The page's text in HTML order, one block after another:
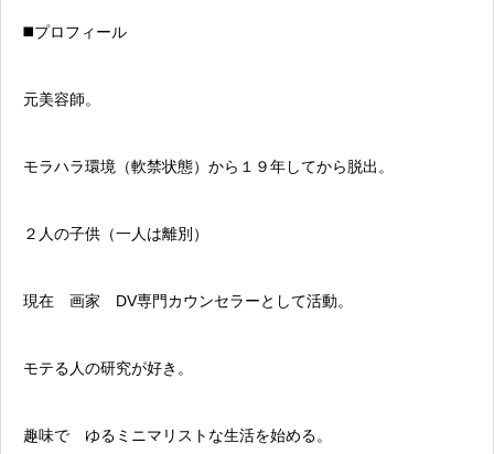
◼️プロフィール
元美容師。
モラハラ環境（軟禁状態）から１９年してから脱出。
２人の子供（一人は離別）
現在 画家 DV専門カウンセラーとして活動。
モテる人の研究が好き。
趣味で ゆるミニマリストな生活を始める。